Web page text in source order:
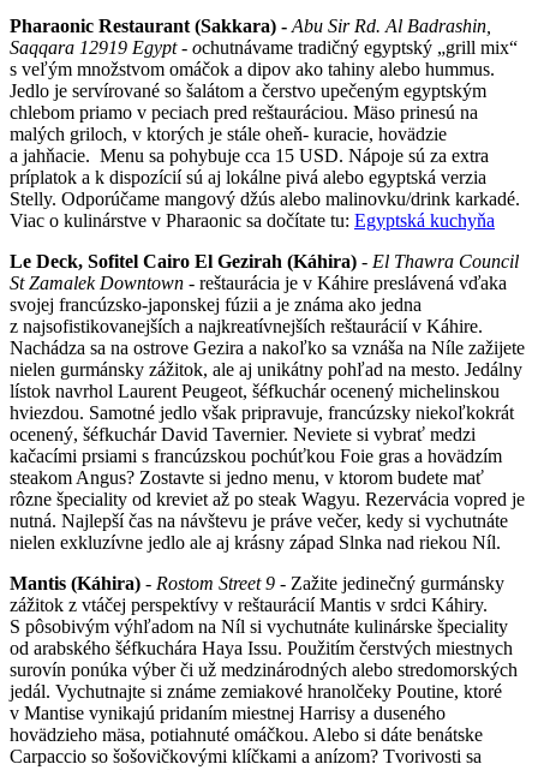
Pharaonic Restaurant (Sakkara) - Abu Sir Rd. Al Badrashin,
Saqqara 12919 Egypt - ochutnávame tradičný egyptský „grill mix“
s veľým množstvom omáčok a dipov ako tahiny alebo hummus.
Jedlo je servírované so šalátom a čerstvo upečeným egyptským
chlebom priamo v peciach pred reštauráciou. Mäso prinesú na
malých griloch, v ktorých je stále oheň- kuracie, hovädzie
a jahňacie. Menu sa pohybuje cca 15 USD. Nápoje sú za extra
príplatok a k dispozícií sú aj lokálne pivá alebo egyptská verzia
Stelly. Odporúčame mangový džús alebo malinovku/drink karkadé.
Viac o kulinárstve v Pharaonic sa dočítate tu: Egyptská kuchyňa
Le Deck, Sofitel Cairo El Gezirah (Káhira) - El Thawra Council
St Zamalek Downtown - reštaurácia je v Káhire preslávená vďaka
svojej francúzsko-japonskej fúzii a je známa ako jedna
z najsofistikovanejších a najkreatívnejších reštaurácií v Káhire.
Nachádza sa na ostrove Gezira a nakoľko sa vznáša na Níle zažijete
nielen gurmánsky zážitok, ale aj unikátny pohľad na mesto. Jedálny
lístok navrhol Laurent Peugeot, šéfkuchár ocenený michelinskou
hviezdou. Samotné jedlo však pripravuje, francúzsky niekoľkokrát
ocenený, šéfkuchár David Tavernier. Neviete si vybrať medzi
kačacími prsiami s francúzskou pochúťkou Foie gras a hovädzím
steakom Angus? Zostavte si jedno menu, v ktorom budete mať
rôzne špeciality od kreviet až po steak Wagyu. Rezervácia vopred je
nutná. Najlepší čas na návštevu je práve večer, kedy si vychutnáte
nielen exkluzívne jedlo ale aj krásny západ Slnka nad riekou Níl.
Mantis (Káhira) - Rostom Street 9 - Zažite jedinečný gurmánsky
zážitok z vtáčej perspektívy v reštaurácií Mantis v srdci Káhiry.
S pôsobivým výhľadom na Níl si vychutnáte kulinárske špeciality
od arabského šéfkuchára Haya Issu. Použitím čerstvých miestnych
surovín ponúka výber či už medzinárodných alebo stredomorských
jedál. Vychutnajte si známe zemiakové hranolčeky Poutine, ktoré
v Mantise vynikajú pridaním miestnej Harrisy a duseného
hovädzieho mäsa, potiahnuté omáčkou. Alebo si dáte benátske
Carpaccio so šošovičkovými klíčkami a anízom? Tvorivosti sa